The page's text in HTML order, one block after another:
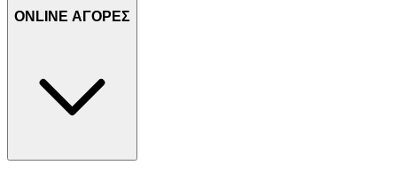
ONLINE ΑΓΟΡΕΣ